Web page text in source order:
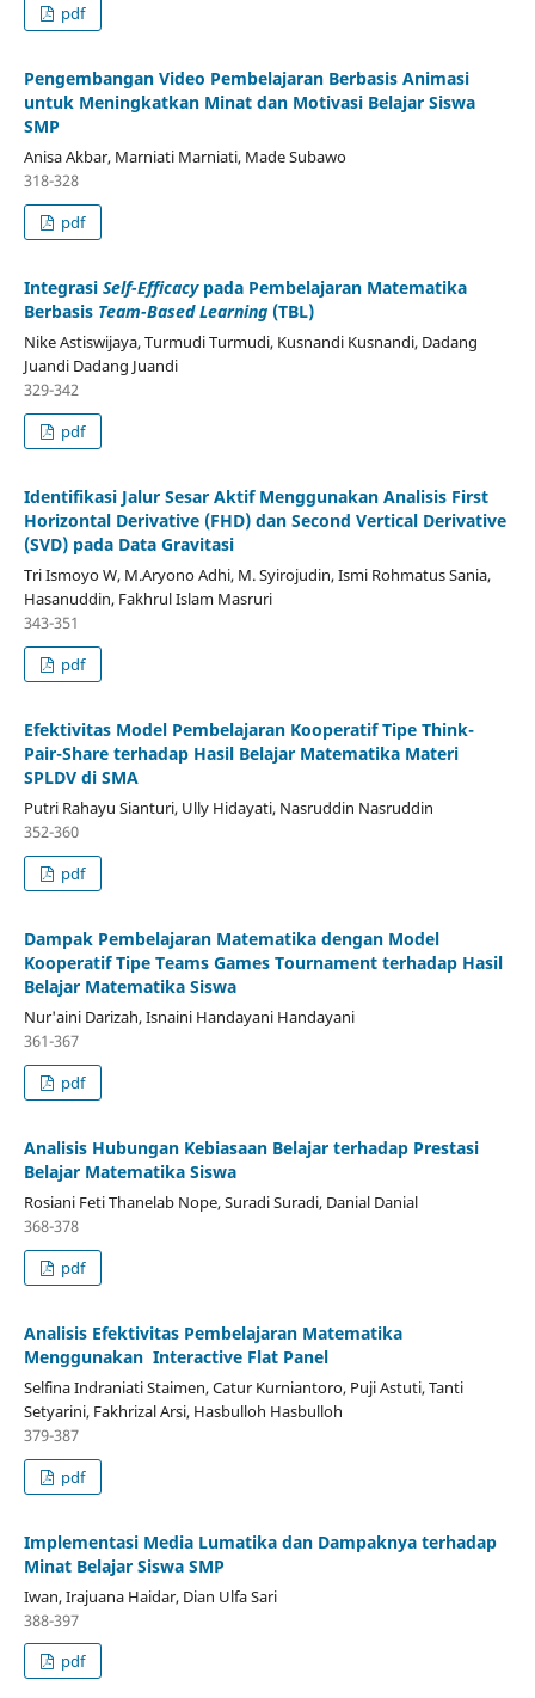
pdf
Pengembangan Video Pembelajaran Berbasis Animasi
untuk Meningkatkan Minat dan Motivasi Belajar Siswa
SMP
Anisa Akbar, Marniati Marniati, Made Subawo
318-328
pdf
Integrasi Self-Efficacypada Pembelajaran Matematika
Berbasis Team-Based Learning(TBL)
Nike Astiswijaya, Turmudi Turmudi, Kusnandi Kusnandi, Dadang
Juandi Dadang Juandi
329-342
pdf
Identifikasi Jalur Sesar Aktif Menggunakan Analisis First
Horizontal Derivative (FHD) dan Second Vertical Derivative
(SVD) pada Data Gravitasi
Tri Ismoyo W, M.Aryono Adhi, M. Syirojudin, Ismi Rohmatus Sania,
Hasanuddin, Fakhrul Islam Masruri
343-351
pdf
Efektivitas Model Pembelajaran Kooperatif Tipe Think-
Pair-Share terhadap Hasil Belajar Matematika Materi
SPLDV di SMA
Putri Rahayu Sianturi, Ully Hidayati, Nasruddin Nasruddin
352-360
pdf
Dampak Pembelajaran Matematika dengan Model
Kooperatif Tipe Teams Games Tournament terhadap Hasil
Belajar Matematika Siswa
Nur'aini Darizah, Isnaini Handayani Handayani
361-367
pdf
Analisis Hubungan Kebiasaan Belajar terhadap Prestasi
Belajar Matematika Siswa
Rosiani Feti Thanelab Nope, Suradi Suradi, Danial Danial
368-378
pdf
Analisis Efektivitas Pembelajaran Matematika
Menggunakan Interactive Flat Panel
Selfina Indraniati Staimen, Catur Kurniantoro, Puji Astuti, Tanti
Setyarini, Fakhrizal Arsi, Hasbulloh Hasbulloh
379-387
pdf
Implementasi Media Lumatika dan Dampaknya terhadap
Minat Belajar Siswa SMP
Iwan, Irajuana Haidar, Dian Ulfa Sari
388-397
pdf